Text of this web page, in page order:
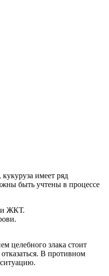
имеет ряд
быть учтены в процессе
и ЖКТ.
целебного злака стоит
В противном
ситуацию.